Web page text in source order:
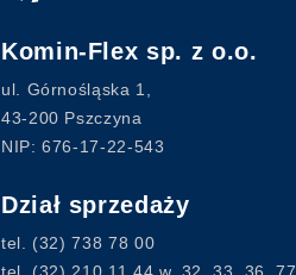
Komin-Flex sp. z o.o.
ul. Górnośląska 1,
43-200 Pszczyna
NIP: 676-17-22-543
Dział sprzedaży
tel. (32) 738 78 00